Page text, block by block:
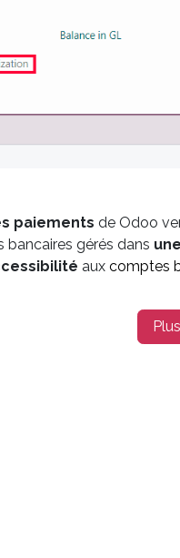
paiements de Odoo
bancaires gérés dans
aux comptes